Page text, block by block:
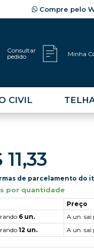
Compre pelo
Minha
Consultar
pedido
CIVIL
11,33
de parcelamento do
por quantidade
Preço
6 un. A un. sai
12 un. A un. sai